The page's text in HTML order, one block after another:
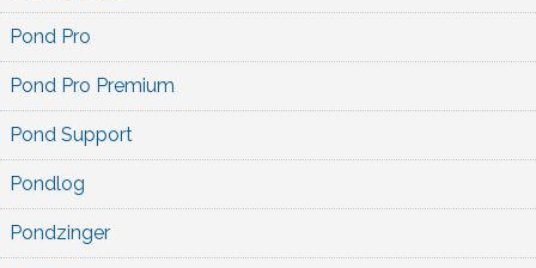
Pond Pro
Pond Pro Premium
Pond Support
Pondlog
Pondzinger